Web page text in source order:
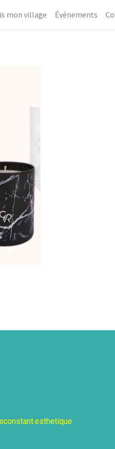
mon village Événements